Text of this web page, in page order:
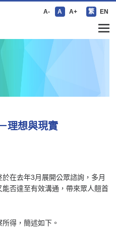
A- A A+ 繁 EN
理想與現實
在去年3月展開公眾諮詢，多月
否達至有效溝通，帶來眾人翹首
得，簡述如下。